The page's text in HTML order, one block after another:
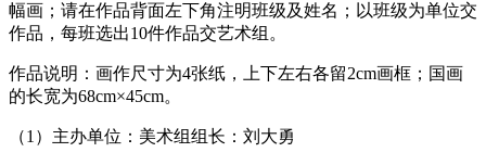
幅画；请在作品背面左下角注明班级及姓名；以班级为单位交
作品，每班选出10件作品交艺术组。
作品说明：画作尺寸为4张纸，上下左右各留2cm画框；国画
的长宽为68cm×45cm。
（1）主办单位：美术组组长：刘大勇